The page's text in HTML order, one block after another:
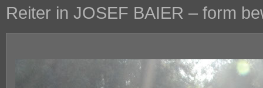
Reiter in JOSEF BAIER – form